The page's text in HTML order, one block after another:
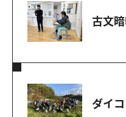
古文
ダイ